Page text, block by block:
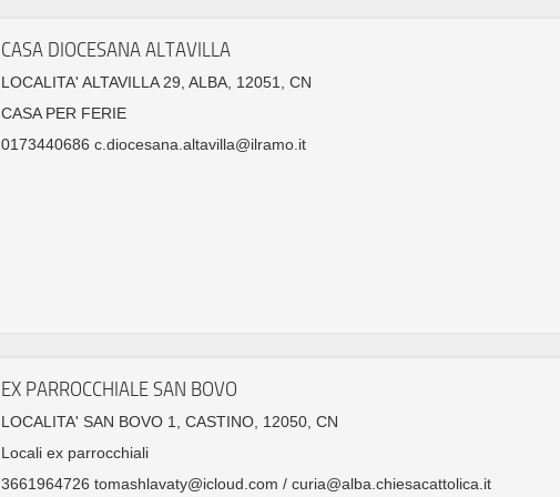
CASA DIOCESANA ALTAVILLA
LOCALITA' ALTAVILLA 29, ALBA, 12051, CN
CASA PER FERIE
0173440686 c.diocesana.altavilla@ilramo.it
EX PARROCCHIALE SAN BOVO
LOCALITA' SAN BOVO 1, CASTINO, 12050, CN
Locali ex parrocchiali
3661964726 tomashlavaty@icloud.com / curia@alba.chiesacattolica.it